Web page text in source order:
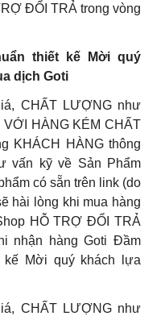
ĐỔI TRẢ trong vòng
thiết kế Mời quý
dịch Goti
CHẤT LƯỢNG như
HÀNG KÉM CHẤT
KHÁCH HÀNG thông
vấn kỹ về Sản Phẩm
có sẵn trên link (do
hài lòng khi mua hàng
HỖ TRỢ ĐỔI TRẢ
nhận hàng Goti Đầm
kế Mời quý khách lựa
CHẤT LƯỢNG như